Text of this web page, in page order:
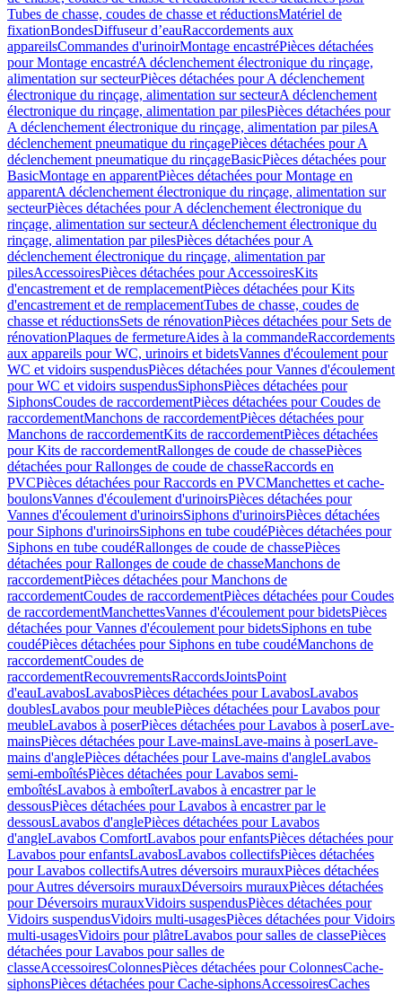
Tubes de chasse, coudes de chasse et réductionsMatériel de
fixationBondesDiffuseur d’eauRaccordements aux
appareilsCommandes d'urinoirMontage encastréPièces détachées
pour Montage encastréA déclenchement électronique du rinçage,
alimentation sur secteurPièces détachées pour A déclenchement
électronique du rinçage, alimentation sur secteurA déclenchement
électronique du rinçage, alimentation par pilesPièces détachées pour
A déclenchement électronique du rinçage, alimentation par pilesA
déclenchement pneumatique du rinçagePièces détachées pour A
déclenchement pneumatique du rinçageBasicPièces détachées pour
BasicMontage en apparentPièces détachées pour Montage en
apparentA déclenchement électronique du rinçage, alimentation sur
secteurPièces détachées pour A déclenchement électronique du
rinçage, alimentation sur secteurA déclenchement électronique du
rinçage, alimentation par pilesPièces détachées pour A
déclenchement électronique du rinçage, alimentation par
pilesAccessoiresPièces détachées pour AccessoiresKits
d'encastrement et de remplacementPièces détachées pour Kits
d'encastrement et de remplacementTubes de chasse, coudes de
chasse et réductionsSets de rénovationPièces détachées pour Sets de
rénovationPlaques de fermetureAides à la commandeRaccordements
aux appareils pour WC, urinoirs et bidetsVannes d'écoulement pour
WC et vidoirs suspendusPièces détachées pour Vannes d'écoulement
pour WC et vidoirs suspendusSiphonsPièces détachées pour
SiphonsCoudes de raccordementPièces détachées pour Coudes de
raccordementManchons de raccordementPièces détachées pour
Manchons de raccordementKits de raccordementPièces détachées
pour Kits de raccordementRallonges de coude de chassePièces
détachées pour Rallonges de coude de chasseRaccords en
PVCPièces détachées pour Raccords en PVCManchettes et cache-
boulonsVannes d'écoulement d'urinoirsPièces détachées pour
Vannes d'écoulement d'urinoirsSiphons d'urinoirsPièces détachées
pour Siphons d'urinoirsSiphons en tube coudéPièces détachées pour
Siphons en tube coudéRallonges de coude de chassePièces
détachées pour Rallonges de coude de chasseManchons de
raccordementPièces détachées pour Manchons de
raccordementCoudes de raccordementPièces détachées pour Coudes
de raccordementManchettesVannes d'écoulement pour bidetsPièces
détachées pour Vannes d'écoulement pour bidetsSiphons en tube
coudéPièces détachées pour Siphons en tube coudéManchons de
raccordementCoudes de
raccordementRecouvrementsRaccordsJointsPoint
d'eauLavabosLavabosPièces détachées pour LavabosLavabos
doublesLavabos pour meublePièces détachées pour Lavabos pour
meubleLavabos à poserPièces détachées pour Lavabos à poserLave-
mainsPièces détachées pour Lave-mainsLave-mains à poserLave-
mains d'anglePièces détachées pour Lave-mains d'angleLavabos
semi-emboîtésPièces détachées pour Lavabos semi-
emboîtésLavabos à emboîterLavabos à encastrer par le
dessousPièces détachées pour Lavabos à encastrer par le
dessousLavabos d'anglePièces détachées pour Lavabos
d'angleLavabos ComfortLavabos pour enfantsPièces détachées pour
Lavabos pour enfantsLavabosLavabos collectifsPièces détachées
pour Lavabos collectifsAutres déversoirs murauxPièces détachées
pour Autres déversoirs murauxDéversoirs murauxPièces détachées
pour Déversoirs murauxVidoirs suspendusPièces détachées pour
Vidoirs suspendusVidoirs multi-usagesPièces détachées pour Vidoirs
multi-usagesVidoirs pour plâtreLavabos pour salles de classePièces
détachées pour Lavabos pour salles de
classeAccessoiresColonnesPièces détachées pour ColonnesCache-
siphonsPièces détachées pour Cache-siphonsAccessoiresCaches